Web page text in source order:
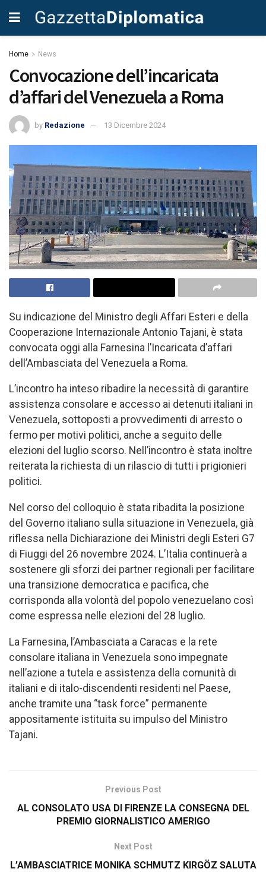
Home News
Convocazione dell’incaricata
d’affari del Venezuela a Roma
by Redazione 13 Dicembre 2024
Su indicazione del Ministro degli Affari Esteri e della
Cooperazione Internazionale Antonio Tajani, è stata
convocata oggi alla Farnesina l’Incaricata d’affari
dell’Ambasciata del Venezuela a Roma.
L’incontro ha inteso ribadire la necessità di garantire
assistenza consolare e accesso ai detenuti italiani in
Venezuela, sottoposti a provvedimenti di arresto o
fermo per motivi politici, anche a seguito delle
elezioni del luglio scorso. Nell’incontro è stata inoltre
reiterata la richiesta di un rilascio di tutti i prigionieri
politici.
Nel corso del colloquio è stata ribadita la posizione
del Governo italiano sulla situazione in Venezuela, già
riflessa nella Dichiarazione dei Ministri degli Esteri G7
di Fiuggi del 26 novembre 2024. L’Italia continuerà a
sostenere gli sforzi dei partner regionali per facilitare
una transizione democratica e pacifica, che
corrisponda alla volontà del popolo venezuelano così
come espressa nelle elezioni del 28 luglio.
La Farnesina, l’Ambasciata a Caracas e la rete
consolare italiana in Venezuela sono impegnate
nell’azione a tutela e assistenza della comunità di
italiani e di italo-discendenti residenti nel Paese,
anche tramite una “task force” permanente
appositamente istituita su impulso del Ministro
Tajani.
Previous Post
AL CONSOLATO USA DI FIRENZE LA CONSEGNA DEL
PREMIO GIORNALISTICO AMERIGO
Next Post
L’AMBASCIATRICE MONIKA SCHMUTZ KIRGÖZ SALUTA